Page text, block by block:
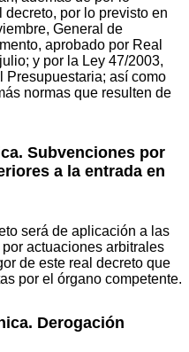
por lo previsto en
General de
aprobado por Real
y por la Ley 47/2003,
Presupuestaria; así como
normas que resulten de
Subvenciones por
a la entrada en
será de aplicación a las
actuaciones arbitrales
de este real decreto que
por el órgano competente.
Derogación